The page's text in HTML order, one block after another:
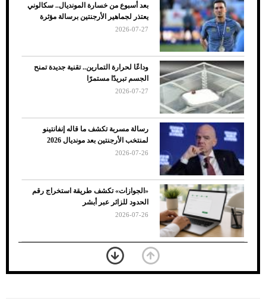
ضعف تبريد مكيف السيارة عند الوقوف.. أشهر
الأسباب والحلول
7 نصائح لاختيار لون البنطلون المناسب للقميص
الأسود
بعد أسبوع من خسارة المونديال.. سكالوني
يعتذر لجماهير الأرجنتين برسالة مؤثرة
2026-07-27
وداعًا لحرارة التمارين.. تقنية جديدة تمنح
الجسم تبريدًا مستمرًا
2026-07-27
رسالة مسربة تكشف ما قاله إنفانتينو
لمنتخب الأرجنتين بعد مونديال 2026
2026-07-26
«الجوازات» تكشف طريقة استخراج رقم
الحدود للزائر عبر أبشر
2026-07-26
بعد 7 أشهر من تعرضه لحادث مروع.. جوشوا
يفوز على برينغا بـ"الضربة القاضية" (فيديو)